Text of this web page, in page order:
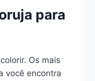
para
Os mais
você encontra